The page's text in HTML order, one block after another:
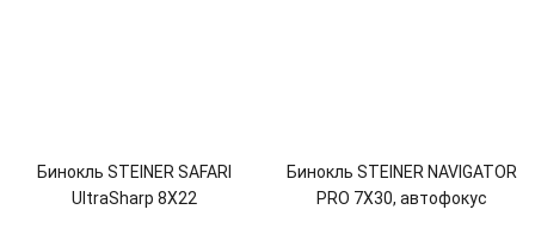
Бинокль STEINER SAFARI
UltraSharp 8X22
Бинокль STEINER NAVIGATOR
PRO 7X30, автофокус